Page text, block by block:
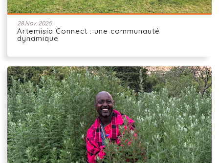
28 Nov. 2025
Artemisia Connect : une communauté
dynamique